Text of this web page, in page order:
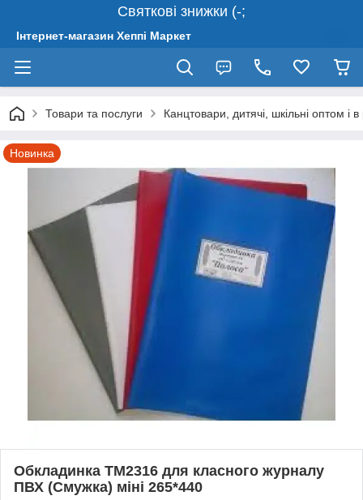
Святкові знижки (-;
Інтернет-магазин Хеппі Маркет
Товари та послуги Канцтовари, дитячі, шкільні оптом і в
Новинка
Обкладинка ТМ2316 для класного журналу
ПВХ (Смужка) міні 265*440